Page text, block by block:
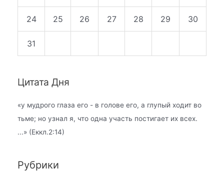
24 25 26 27 28 29 30
31
Цитата Дня
«у мудрого глаза его - в голове его, а глупый ходит во
тьме; но узнал я, что одна участь постигает их всех.
...» (Еккл.2:14)
Рубрики